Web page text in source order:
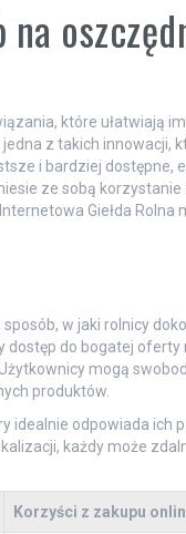
które ułatwiają
z takich innowacji,
i bardziej dostępne,
ze sobą
Giełda Rolna
w jaki rolnicy
dostęp do bogatej
mogą
produktów.
idealnie odpowiada ich
każdy może
Korzyści z zakupu